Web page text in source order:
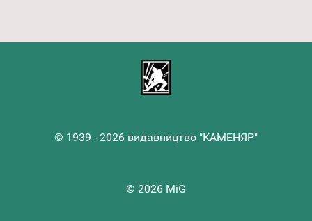
© 1939 - 2026 видавництво "КАМЕНЯР"
© 2026 MiG